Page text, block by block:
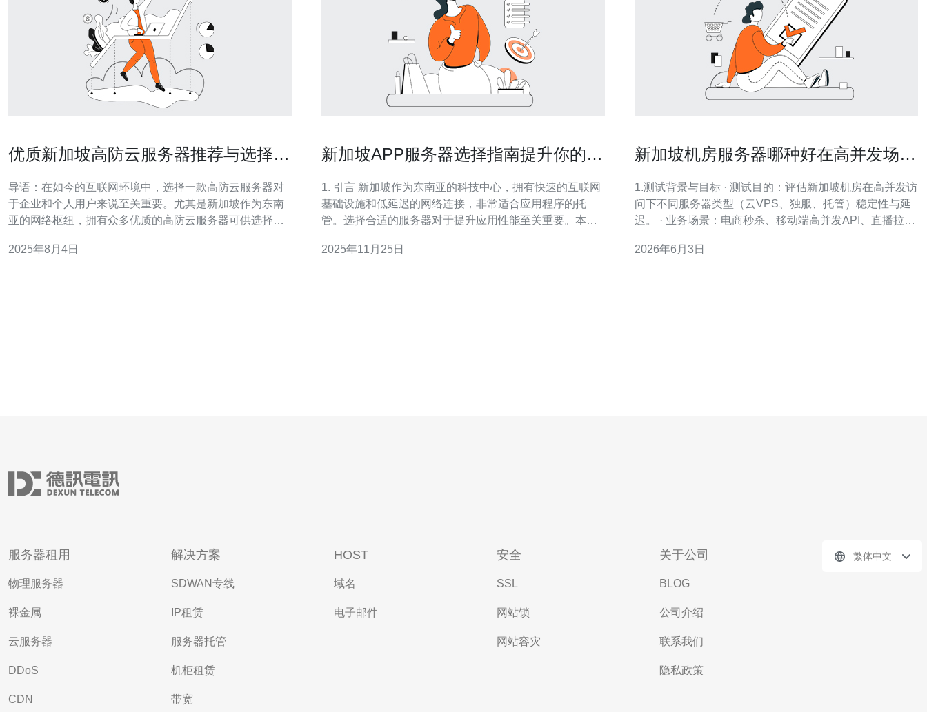
优质新加坡高防云服务器推荐与选择指
导语：在如今的互联网环境中，选择一款高防云服务器对
于企业和个人用户来说至关重要。尤其是新加坡作为东南
亚的网络枢纽，拥有众多优质的高防云服务器可供选择。
合的高防云服务器。 1. 了解高防云服务器的概念 高防云服
2025年8月4日
新加坡APP服务器选择指南提升你的应
1. 引言 新加坡作为东南亚的科技中心，拥有快速的互联网
基础设施和低延迟的网络连接，非常适合应用程序的托
管。选择合适的服务器对于提升应用性能至关重要。本文
配置，以帮助开发者和企业优化其应用的性能。 2. 服务器
2025年11月25日
新加坡机房服务器哪种好在高并发场景
1.测试背景与目标 · 测试目的：评估新加坡机房在高并发访
问下不同服务器类型（云VPS、独服、托管）稳定性与延
迟。 · 业务场景：电商秒杀、移动端高并发API、直播拉流
（5xx）、CPU/内存/网卡利用率。 · 测试工具：wrk2（持
2026年6月3日
服务器租用
物理服务器
裸金属
云服务器
DDoS
CDN
解决方案
SDWAN专线
IP租赁
服务器托管
机柜租赁
带宽
HOST
域名
电子邮件
安全
SSL
网站锁
网站容灾
关于公司
BLOG
公司介绍
联系我们
隐私政策
繁体中文